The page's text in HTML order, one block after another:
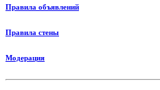
Правила объявлений
Правила стены
Модерация